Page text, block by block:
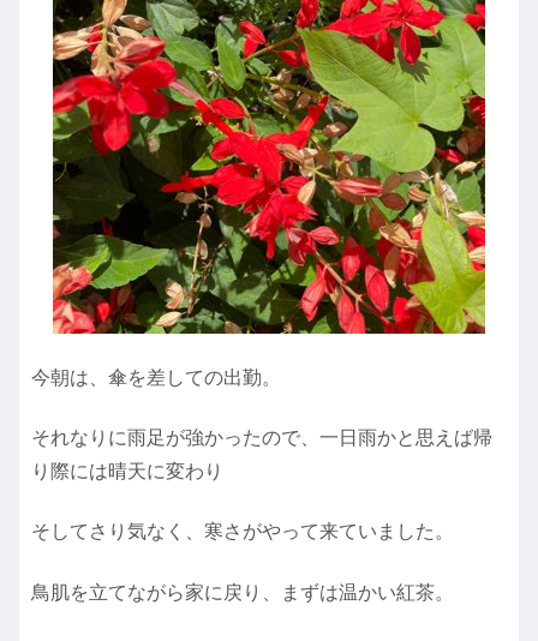
今朝は、傘を差しての出勤。
それなりに雨足が強かったので、一日雨かと思えば帰
り際には晴天に変わり
そしてさり気なく、寒さがやって来ていました。
鳥肌を立てながら家に戻り、まずは温かい紅茶。